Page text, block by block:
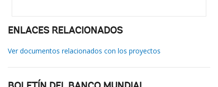
ENLACES RELACIONADOS
Ver documentos relacionados con los proyectos